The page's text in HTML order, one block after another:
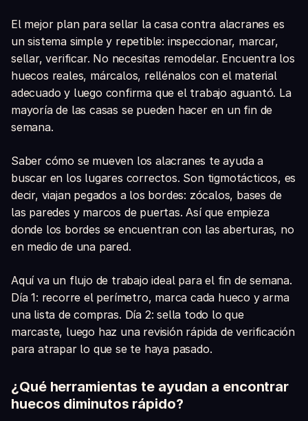
El mejor plan para sellar la casa contra alacranes es
un sistema simple y repetible: inspeccionar, marcar,
sellar, verificar. No necesitas remodelar. Encuentra los
huecos reales, márcalos, rellénalos con el material
adecuado y luego confirma que el trabajo aguantó. La
mayoría de las casas se pueden hacer en un fin de
semana.
Saber cómo se mueven los alacranes te ayuda a
buscar en los lugares correctos. Son tigmotácticos, es
decir, viajan pegados a los bordes: zócalos, bases de
las paredes y marcos de puertas. Así que empieza
donde los bordes se encuentran con las aberturas, no
en medio de una pared.
Aquí va un flujo de trabajo ideal para el fin de semana.
Día 1: recorre el perímetro, marca cada hueco y arma
una lista de compras. Día 2: sella todo lo que
marcaste, luego haz una revisión rápida de verificación
para atrapar lo que se te haya pasado.
¿Qué herramientas te ayudan a encontrar
huecos diminutos rápido?